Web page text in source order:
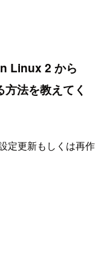
Linux 2 から
法を教えてく
定更新もしくは再作